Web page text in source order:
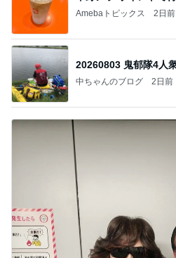
Amebaトピックス 2日前
20260803 鬼
中ちゃんのブログ 2日前